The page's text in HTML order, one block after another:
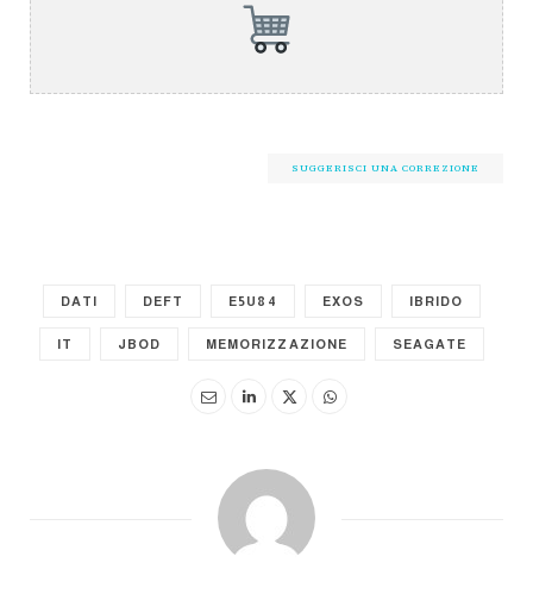
SUGGERISCI UNA CORREZIONE
DATI DEFT E5U84 EXOS IBRIDO
IT JBOD MEMORIZZAZIONE SEAGATE